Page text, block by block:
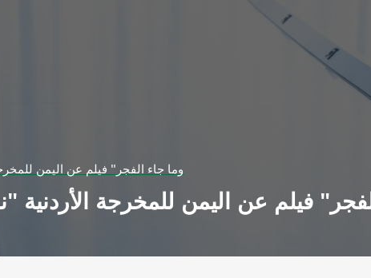
"وما جاء الفجر" فيلم عن اليمن
فيلم عن اليمن للمخرجة